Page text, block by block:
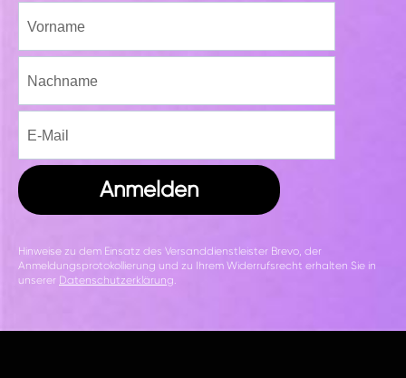
Anmelden
Hinweise zu dem Einsatz des Versanddienstleister Brevo, der
Anmeldungsprotokollierung und zu Ihrem Widerrufsrecht erhalten Sie in
unserer Datenschutzerklärung.